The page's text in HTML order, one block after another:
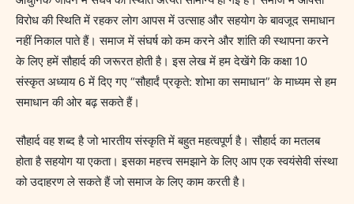
विरोध की स्थिति में रहकर लोग आपस में उत्साह और सहयोग के बावजूद समाधान
नहीं निकाल पाते हैं। समाज में संघर्ष को कम करने और शांति की स्थापना करने
के लिए हमें सौहार्द की जरूरत होती है। इस लेख में हम देखेंगे कि कक्षा 10
संस्कृत अध्याय 6 में दिए गए “सौहार्दं प्रकृते: शोभा का समाधान” के माध्यम से हम
समाधान की ओर बढ़ सकते हैं।
सौहार्द वह शब्द है जो भारतीय संस्कृति में बहुत महत्वपूर्ण है। सौहार्द का मतलब
होता है सहयोग या एकता। इसका महत्त्व समझाने के लिए आप एक स्वयंसेवी संस्था
को उदाहरण ले सकते हैं जो समाज के लिए काम करती है।